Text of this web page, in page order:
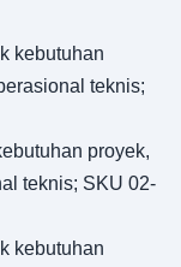
kebutuhan
teknis;
proyek,
teknis; SKU 02-
kebutuhan